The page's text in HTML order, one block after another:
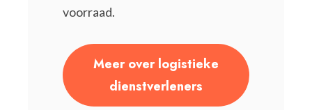
voorraad.
Meer over logistieke
dienstverleners